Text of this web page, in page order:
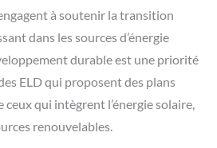
à soutenir la transition
dans les sources d’énergie
durable est une priorité
ELD qui proposent des plans
ceux qui intègrent l’énergie solaire,
renouvelables.